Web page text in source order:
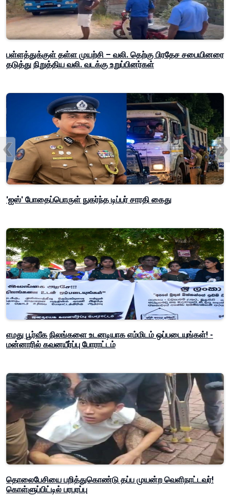
பள்ளத்துக்குள் தள்ள முயற்சி – வலி. தெற்கு பிரதேச சபையினரை
தடுத்து நிறுத்திய வலி. வடக்கு உறுப்பினர்கள்
'ஐஸ்' போதைப்பொருள் நுகர்ந்த டிப்பர் சாரதி கைது
எமது பூர்வீக நிலங்களை உடனடியாக எம்மிடம் ஒப்படையுங்கள்! -
மன்னாரில் கவனயீர்ப்பு போராட்டம்
தொலைபேசியை பறித்துகொண்டு தப்ப முயன்ற வெளிநாட்டவர்!
கொள்ளுப்பிட்டில் பரபரப்பு